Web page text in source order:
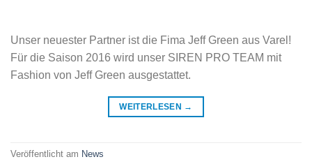
Unser neuester Partner ist die Fima Jeff Green aus Varel!
Für die Saison 2016 wird unser SIREN PRO TEAM mit
Fashion von Jeff Green ausgestattet.
WEITERLESEN →
Veröffentlicht am News